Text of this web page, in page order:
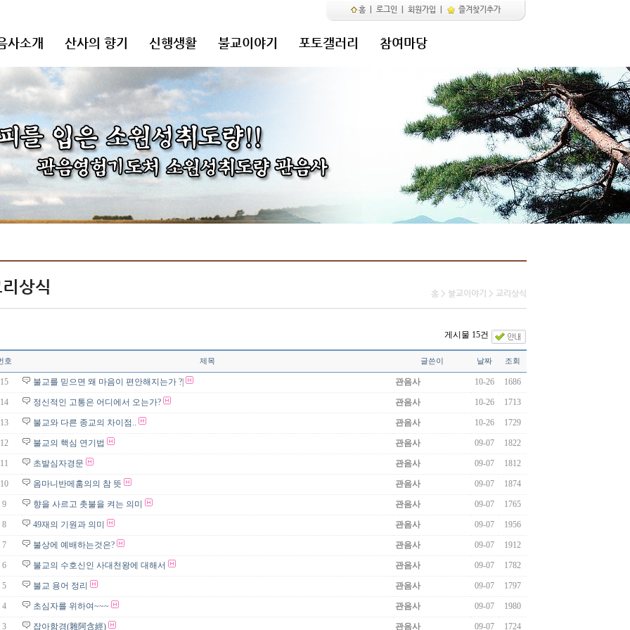
홈| 로그인 회원가입 즐겨찾기추가
사소개 산사의 향기 신행생활 불교이야기 포토갤러리 참여마당
상식 홈 > 불교이야기 > 교리상식
게시물 15건
호 제목 글쓴이 날짜 조회
15 불교를 믿으면 왜 마음이 편안해지는가 ?| 관음사 10-26 1686
14 정신적인 고통은 어디에서 오는가? 관음사 10-26 1713
13 불교와 다른 종교의 차이점.. 관음사 10-26 1729
12 불교의 핵심 연기법 관음사 09-07 1822
11 초발심자경문 관음사 09-07 1812
10 옴마니반메훔의의 참 뜻 관음사 09-07 1874
9 향을 사르고 촛불을 켜는 의미 관음사 09-07 1765
8 49재의 기원과 의미 관음사 09-07 1956
7 불상에 예배하는것은? 관음사 09-07 1912
6 불교의 수호신인 사대천왕에 대해서 관음사 09-07 1782
5 불교 용어 정리 관음사 09-07 1797
4 초심자를 위하여~~~ 관음사 09-07 1980
3 잡아함경(雜阿含經) 관음사 09-07 1724